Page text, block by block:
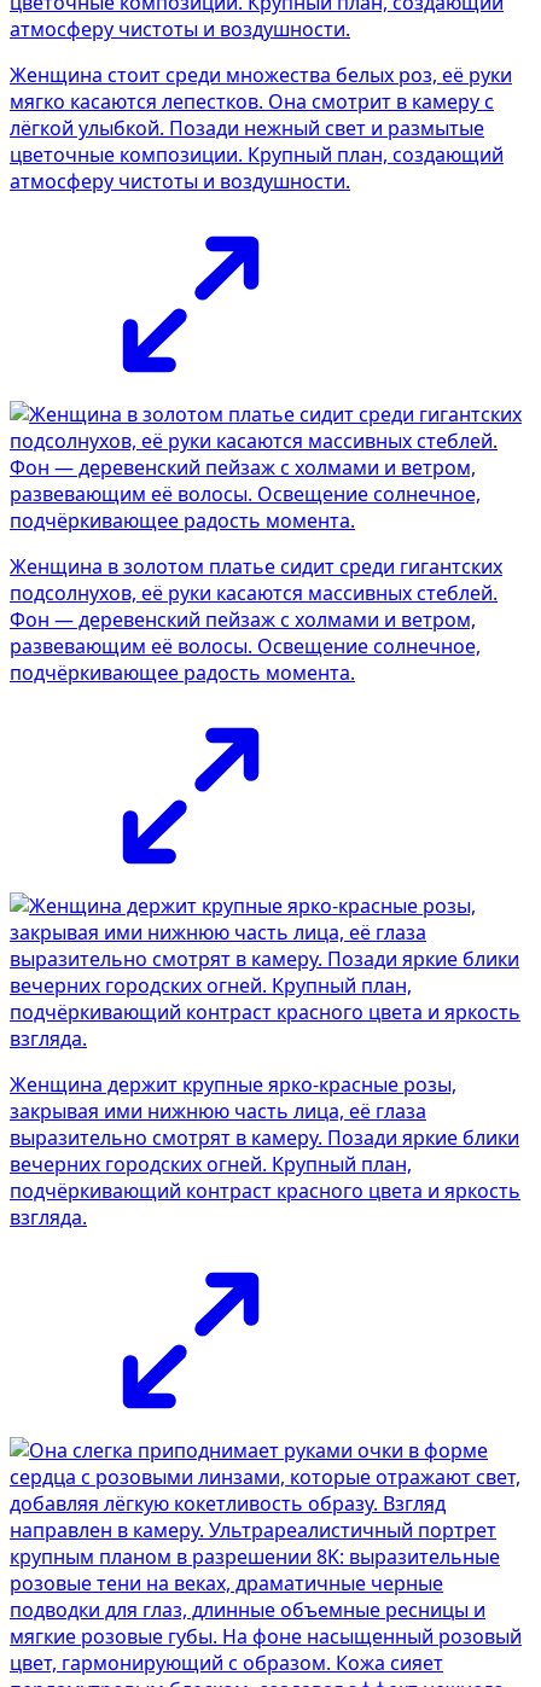
Женщина стоит среди множества белых роз, её руки
мягко касаются лепестков. Она смотрит в камеру с
лёгкой улыбкой. Позади нежный свет и размытые
цветочные композиции. Крупный план, создающий
атмосферу чистоты и воздушности.
Женщина в золотом платье сидит среди гигантских
подсолнухов, её руки касаются массивных стеблей.
Фон — деревенский пейзаж с холмами и ветром,
развевающим её волосы. Освещение солнечное,
подчёркивающее радость момента.
Женщина держит крупные ярко-красные розы,
закрывая ими нижнюю часть лица, её глаза
выразительно смотрят в камеру. Позади яркие блики
вечерних городских огней. Крупный план,
подчёркивающий контраст красного цвета и яркость
взгляда.